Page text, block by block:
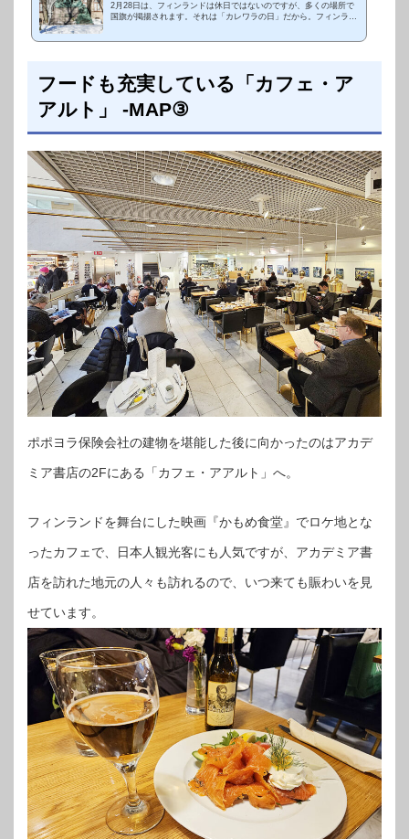
は？
2月28日は、フィンランドは休日ではないのですが、多くの場所で
国旗が掲揚されます。それは「カレワラの日」だから。フィンラン
フードも充実している「カフェ・ア
アルト」 -MAP③
ポポヨラ保険会社の建物を堪能した後に向かったのはアカデ
ミア書店の2Fにある「カフェ・アアルト」へ。
フィンランドを舞台にした映画『かもめ食堂』でロケ地とな
ったカフェで、日本人観光客にも人気ですが、アカデミア書
店を訪れた地元の人々も訪れるので、いつ来ても賑わいを見
せています。